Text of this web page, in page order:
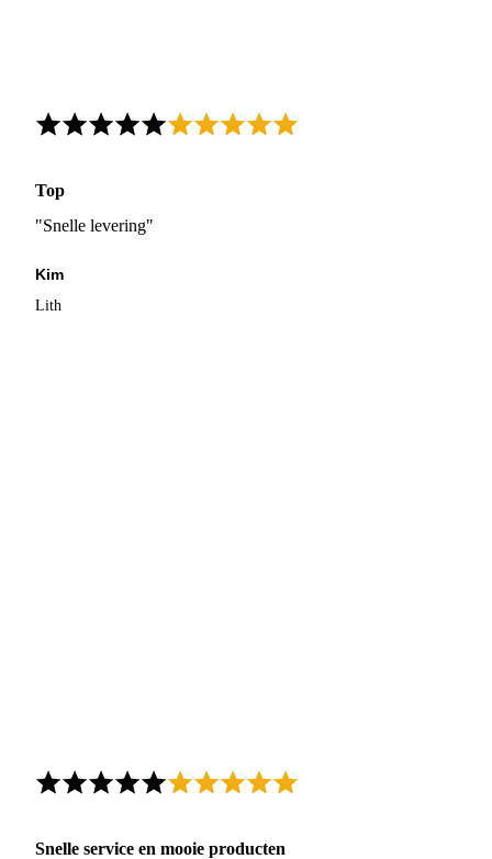
Top
"Snelle levering"
Kim
Lith
Snelle service en mooie producten